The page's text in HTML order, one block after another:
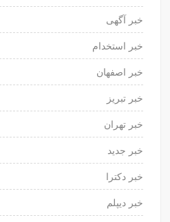
خبر آگهی
خبر استخدام
خبر اصفهان
خبر تبریز
خبر تهران
خبر جدید
خبر دکترا
خبر دیپلم